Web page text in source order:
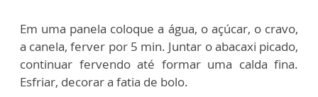
Em uma panela coloque a água, o açúcar, o cravo,
a canela, ferver por 5 min. Juntar o abacaxi picado,
continuar fervendo até formar uma calda fina.
Esfriar, decorar a fatia de bolo.